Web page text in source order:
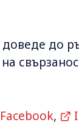
до
Facebook,